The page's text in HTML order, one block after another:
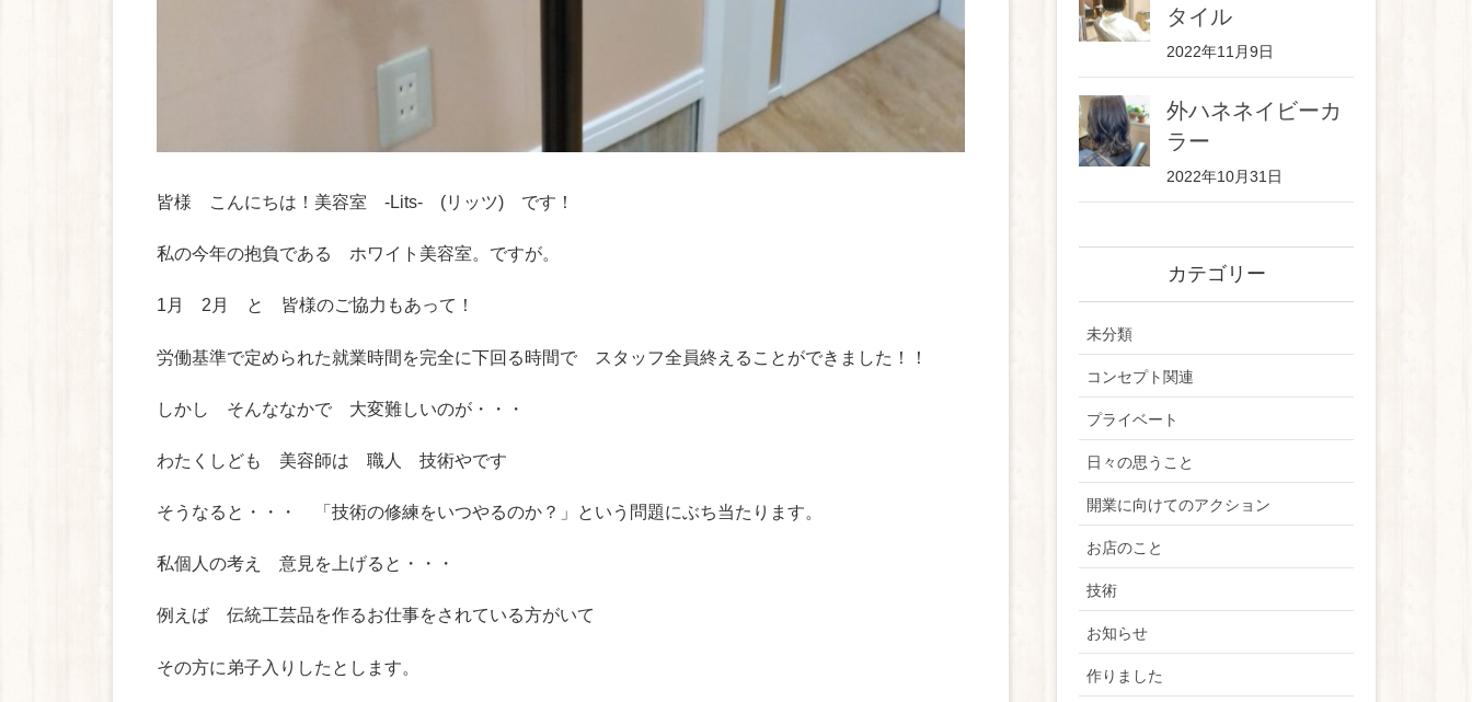
皆様 こんにちは！美容室 -Lits- (リッツ) です！
私の今年の抱負である ホワイト美容室。ですが。
1月 2月 と 皆様のご協力もあって！
労働基準で定められた就業時間を完全に下回る時間で スタッフ全員終えることができました！！
しかし そんななかで 大変難しいのが・・・
わたくしども 美容師は 職人 技術やです
そうなると・・・ 「技術の修練をいつやるのか？」という問題にぶち当たります。
私個人の考え 意見を上げると・・・
例えば 伝統工芸品を作るお仕事をされている方がいて
その方に弟子入りしたとします。
タイル
2022年11月9日
外ハネネイビーカ
ラー
2022年10月31日
カテゴリー
未分類
コンセプト関連
プライベート
日々の思うこと
開業に向けてのアクション
お店のこと
技術
お知らせ
作りました